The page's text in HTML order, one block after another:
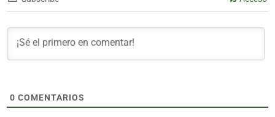
0 COMENTARIOS